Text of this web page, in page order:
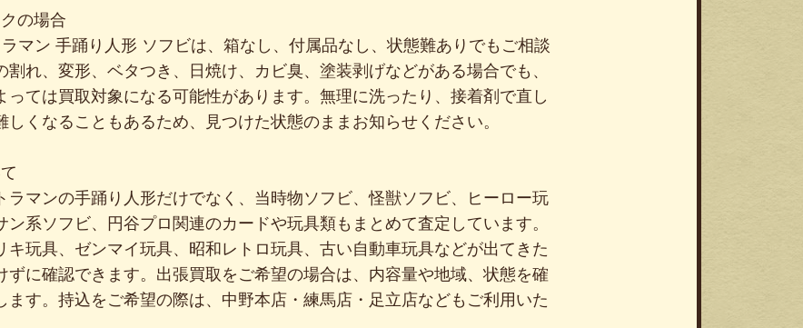
の場合
マン 手踊り人形 ソフビは、箱なし、付属品なし、状態難ありでもご相談
割れ、変形、ベタつき、日焼け、カビ臭、塗装剥げなどがある場合でも、
っては買取対象になる可能性があります。無理に洗ったり、接着剤で直し
しくなることもあるため、見つけた状態のままお知らせください。
ラマンの手踊り人形だけでなく、当時物ソフビ、怪獣ソフビ、ヒーロー玩
系ソフビ、円谷プロ関連のカードや玩具類もまとめて査定しています。
キ玩具、ゼンマイ玩具、昭和レトロ玩具、古い自動車玩具などが出てきた
ずに確認できます。出張買取をご希望の場合は、内容量や地域、状態を確
ます。持込をご希望の際は、中野本店・練馬店・足立店などもご利用いた